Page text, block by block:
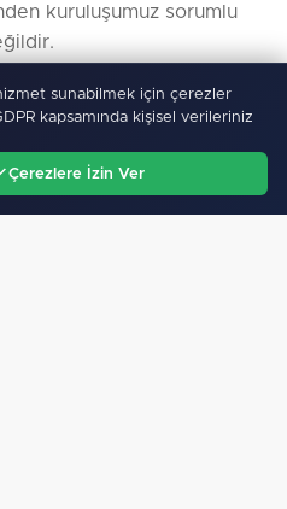
kuruluşumuz sorumlu
Bilgileri
sunabilmek için çerezler
kapsamında kişisel verileriniz
Çerezlere İzin Ver
Ara Menü